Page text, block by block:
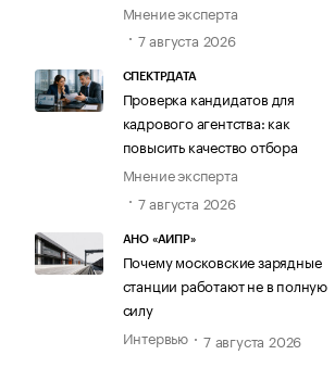
Мнение эксперта
7 августа 2026
СПЕКТРДАТА
Проверка кандидатов для
кадрового агентства: как
повысить качество отбора
Мнение эксперта
7 августа 2026
АНО «АИПР»
Почему московские зарядные
станции работают не в полную
силу
Интервью
7 августа 2026